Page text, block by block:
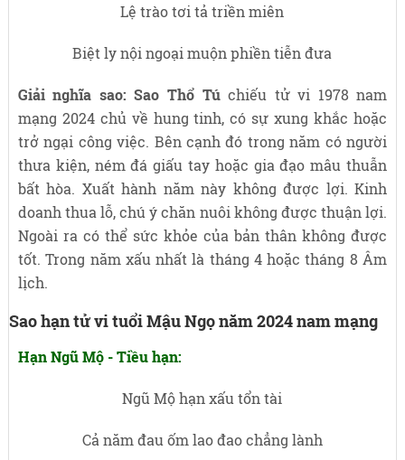
Lệ trào tơi tả triền miên
Biệt ly nội ngoại muộn phiền tiễn đưa
Giải nghĩa sao: Sao Thổ Túchiếu tử vi 1978 nam
mạng 2024 chủ về hung tinh, có sự xung khắc hoặc
trở ngại công việc. Bên cạnh đó trong năm có người
thưa kiện, ném đá giấu tay hoặc gia đạo mâu thuẫn
bất hòa. Xuất hành năm này không được lợi. Kinh
doanh thua lỗ, chú ý chăn nuôi không được thuận lợi.
Ngoài ra có thể sức khỏe của bản thân không được
tốt. Trong năm xấu nhất là tháng 4 hoặc tháng 8 Âm
lịch.
Sao hạn tử vi tuổi Mậu Ngọ năm 2024 nam mạng
Hạn Ngũ Mộ - Tiều hạn:
Ngũ Mộ hạn xấu tổn tài
Cả năm đau ốm lao đao chẳng lành